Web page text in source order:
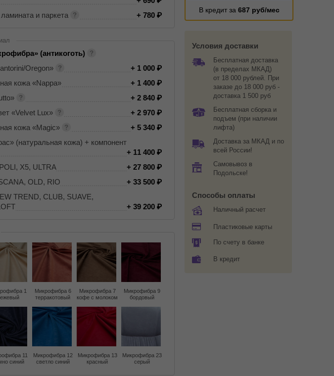
В кредит за 687 руб/мес
Условия доставки
Бесплатная доставка
(в пределах МКАД)
от 18 000 рублей. При
заказе до 18 000 руб -
доставка 1 500 руб
Бесплатная сборка и
подъем (при наличии
лифта)
Доставка за МКАД и по
всей России!
Самовывоз в
Подольске!
Способы оплаты
Наличный расчет
Пластиковые карты
По счету в банке
В кредит
и паркета
+ 780
(антикоготь)
Oregon»
+ 1 000
кожа «Nappa»
+ 1 400
+ 2 840
«Velvet Lux»
+ 2 970
кожа «Magic»
+ 5 340
(натуральная кожа) + компонент
+ 11 400
X5, ULTRA
+ 27 800
OLD, RIO
+ 33 500
TREND, CLUB, SUAVE,
+ 39 200
1
Микрофибра 6
терракотовый
Микрофибра 7
кофе с молоком
Микрофибра 9
бордовый
11
синий
Микрофибра 12
светло синий
Микрофибра 13
красный
Микрофибра 23
серый